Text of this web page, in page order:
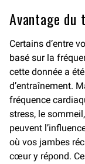
Avantage du
Certains d’entre
basé sur la
cette donnée a
d’entraînement.
fréquence
stress, le
peuvent
où vos jambes
cœur y répond.